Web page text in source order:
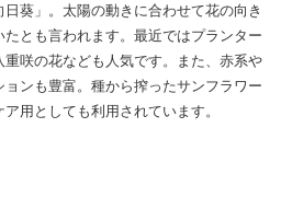
葵」。太陽の動きに合わせて花の向き
とも言われます。最近ではプランター
咲の花なども人気です。また、赤系や
ンも豊富。種から搾ったサンフラワー
用としても利用されています。